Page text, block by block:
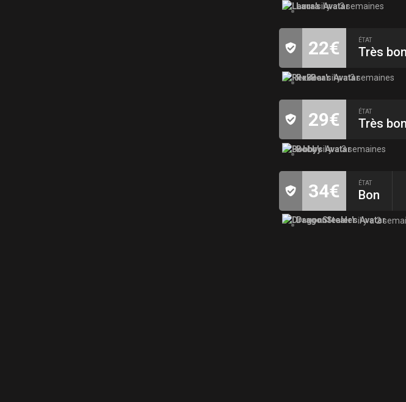
Laurail y a 3 semaines
22€ ÉTAT
Très bon
RexBearil y a 3 semaines
29€ ÉTAT
Très bon
Bobbyil y a 3 semaines
34€ ÉTAT
Bon
DragonStealeril y a 2